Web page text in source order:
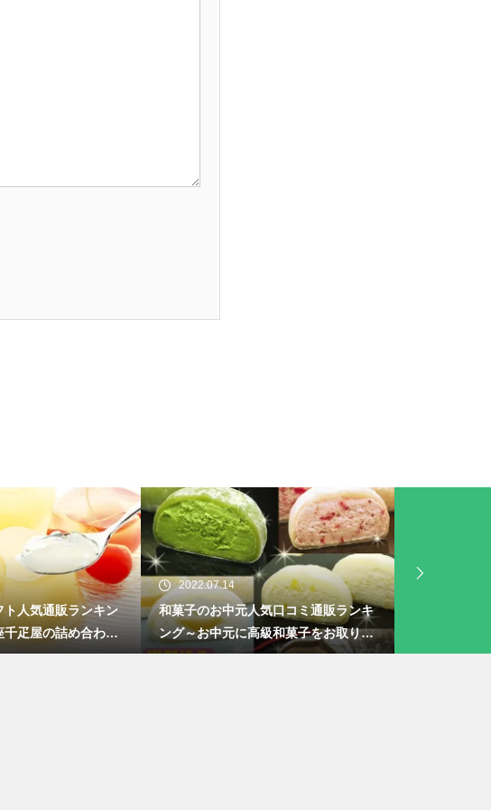
2022.07.14
和菓子のお中元人気口コミ通販ランキ
ング～お中元に高級和菓子をお取り寄
せ～
2022.07.14
レトルトカレーの人気通販口コミラン
キング～高級レトルトカレーをお取り
寄せ～